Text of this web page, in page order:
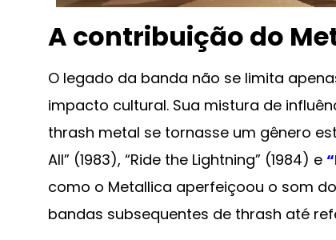
A contribuição do
O legado da banda não se limita
impacto cultural. Sua mistura de
thrash metal se tornasse um gênero
All” (1983), “Ride the Lightning” (1984) e
como o Metallica aperfeiçoou o som
bandas subsequentes de thrash até